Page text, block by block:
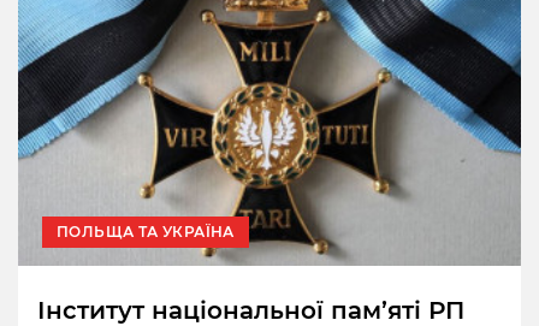
ПОЛЬЩА ТА УКРАЇНА
Інститут національної пам’яті РП